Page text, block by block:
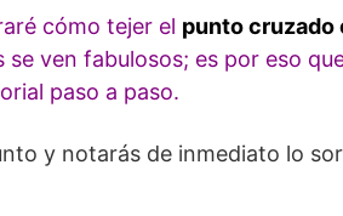
cómo tejer el punto cruzado
ven fabulosos; es por eso
paso a paso.
y notarás de inmediato lo